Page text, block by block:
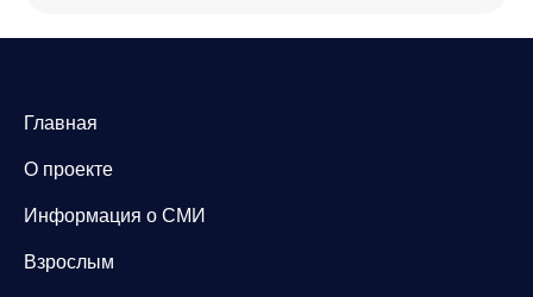
Главная
О проекте
Информация о СМИ
Взрослым